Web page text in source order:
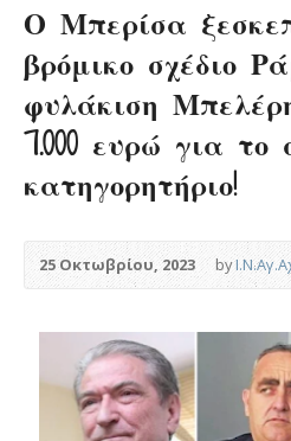
Ο Μπερίσα
βρόμικο σχέδιο
φυλάκιση
7.000 ευρώ για το
κατηγορητήριο!
25 Οκτωβρίου, 2023 by